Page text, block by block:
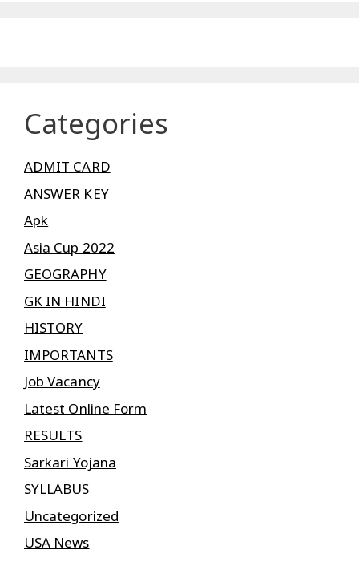
Categories
ADMIT CARD
ANSWER KEY
Apk
Asia Cup 2022
GEOGRAPHY
GK IN HINDI
HISTORY
IMPORTANTS
Job Vacancy
Latest Online Form
RESULTS
Sarkari Yojana
SYLLABUS
Uncategorized
USA News